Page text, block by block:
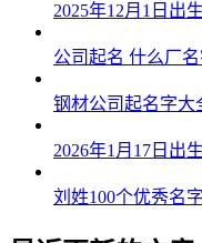
2025年12月1日出
公司起名 什么厂
钢材公司起名字大
2026年1月17日出
刘姓100个优秀名